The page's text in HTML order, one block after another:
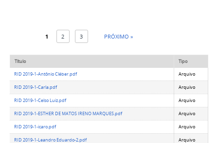
1 2 3 PRÓXIMO »
Título Tipo
RID 2019-1-Antônio Cléber.pdf Arquivo
RID 2019-1-Carla.pdf Arquivo
RID 2019-1-Celso Luiz.pdf Arquivo
RID 2019-1-ESTHER DE MATOS IRENO MARQUES.pdf Arquivo
RID 2019-1-icaro.pdf Arquivo
RID 2019-1-Leandro Eduardo-2.pdf Arquivo